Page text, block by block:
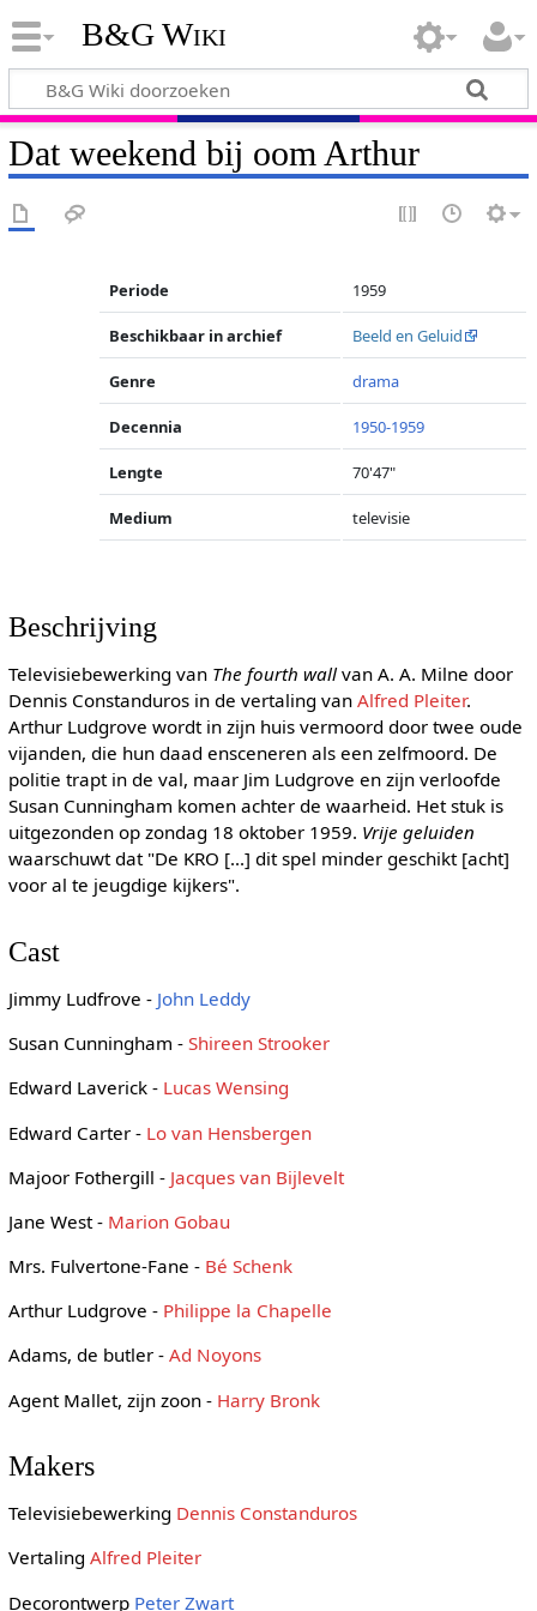
B&G Wiki
Dat weekend bij oom Arthur
Periode 1959
Beschikbaar in archief Beeld en Geluid
Genre drama
Decennia 1950-1959
Lengte 70'47"
Medium televisie
Beschrijving
Televisiebewerking van The fourth wallvan A. A. Milne door
Dennis Constanduros in de vertaling van Alfred Pleiter.
Arthur Ludgrove wordt in zijn huis vermoord door twee oude
vijanden, die hun daad ensceneren als een zelfmoord. De
politie trapt in de val, maar Jim Ludgrove en zijn verloofde
Susan Cunningham komen achter de waarheid. Het stuk is
uitgezonden op zondag 18 oktober 1959. Vrije geluiden
waarschuwt dat "De KRO [...] dit spel minder geschikt [acht]
voor al te jeugdige kijkers".
Cast
Jimmy Ludfrove - John Leddy
Susan Cunningham - Shireen Strooker
Edward Laverick - Lucas Wensing
Edward Carter - Lo van Hensbergen
Majoor Fothergill - Jacques van Bijlevelt
Jane West - Marion Gobau
Mrs. Fulvertone-Fane - Bé Schenk
Arthur Ludgrove - Philippe la Chapelle
Adams, de butler - Ad Noyons
Agent Mallet, zijn zoon - Harry Bronk
Makers
Televisiebewerking Dennis Constanduros
Vertaling Alfred Pleiter
Decorontwerp Peter Zwart